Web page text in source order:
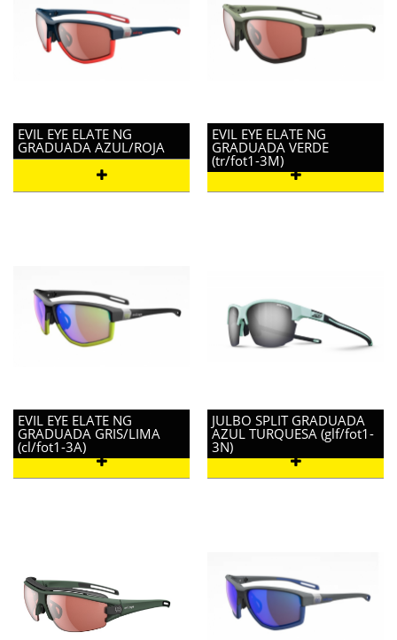
EVIL EYE ELATE NG
GRADUADA AZUL/ROJA
EVIL EYE ELATE NG
GRADUADA VERDE
(tr/fot1-3M)
EVIL EYE ELATE NG
GRADUADA GRIS/LIMA
(cl/fot1-3A)
JULBO SPLIT GRADUADA
AZUL TURQUESA (glf/fot1-
3N)